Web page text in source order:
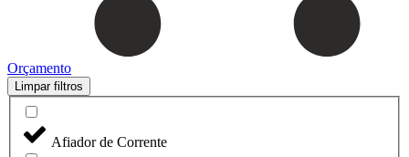
Orçamento
Limpar filtros
Afiador de Corrente